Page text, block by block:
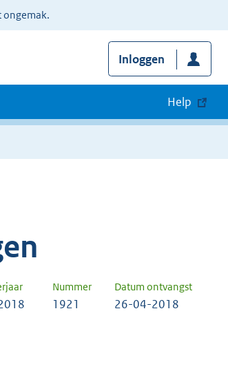
ongemak.
Inloggen
Help
Nummer Datum ontvangst
1921 26-04-2018